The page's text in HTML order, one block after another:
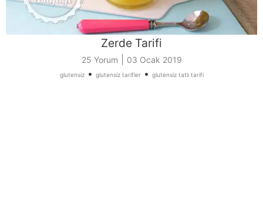
Zerde Tarifi
25 Yorum 03 Ocak 2019
glutensiz• glutensiz tarifler• glutensiz tatlı tarifi